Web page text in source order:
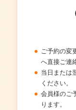
ご予約の変
へ直接ご連
当日または
ください。
会員様のご
ります。